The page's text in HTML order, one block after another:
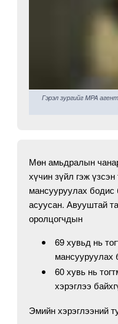
Гэрэл зургийг MPA
Мөн амьдралын
хүчин зүйл гэж
мансууруулах бодис
асуусан. Авууштай
оролцогчдын
69 хувьд нь
мансууруулах
60 хувь нь
хэрэглээ
Эмийн хэрэглээний